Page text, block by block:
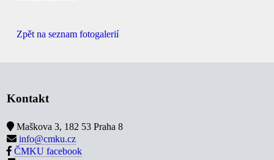
Zpět na seznam fotogalerií
Kontakt
Maškova 3, 182 53 Praha 8
info@cmku.cz
ČMKU facebook